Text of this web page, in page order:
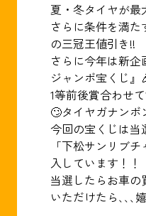
夏・冬タイヤが最
さらに条件を満た
の三冠王値引き!!
さらに今年は新
ジャンボ宝くじ』
1等前後賞合わせ
🙄タイヤガナンボ
今回の宝くじは
「下松サンリブ
入しています！！
当選したらお車
いただけたら､､､